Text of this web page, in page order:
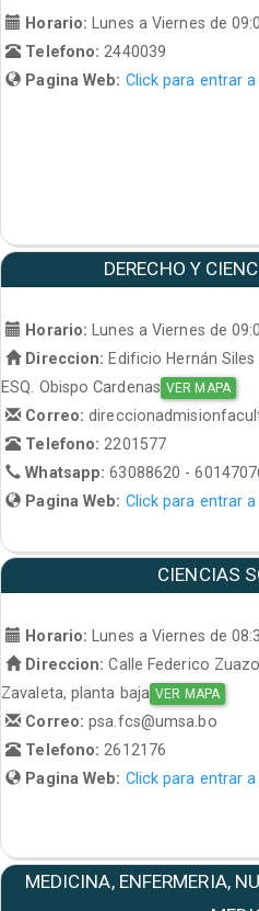
Horario: Lunes a Viernes de
Telefono:2440039
Pagina Web: Click para entrar
DERECHO Y
Horario:
Lunes a Viernes de
Direccion: Edificio Hernán
ESQ. Obispo Cardenas VER MAPA
Correo:
Telefono: 2201577
Whatsapp:63088620 -
Pagina Web: Click para entrar
CIENCIAS
Horario:
Lunes a Viernes de
Direccion: Calle Federico
Zavaleta, planta baja VER MAPA
Correo:psa.fcs@umsa.bo
Telefono: 2612176
Pagina Web: Click para entrar
MEDICINA, ENFERMERIA,